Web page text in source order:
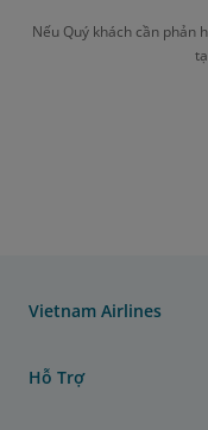
Nếu Quý khách cần phản
Vietnam Airlines
Hỗ Trợ